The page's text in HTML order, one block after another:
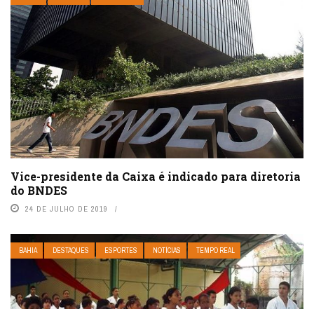
Vice-presidente da Caixa é indicado para diretoria
do BNDES
24 DE JULHO DE 2019
BAHIA DESTAQUES ESPORTES NOTÍCIAS TEMPO REAL